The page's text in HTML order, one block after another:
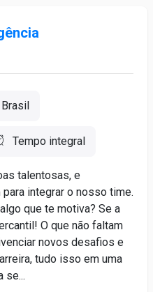
Brasil
Tempo integral
talentosas, e
integrar o nosso time.
que te motiva? Se a
O que não faltam
novos desafios e
tudo isso em uma
se...